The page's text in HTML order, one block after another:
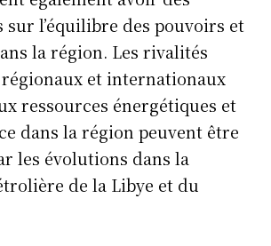
sur l’équilibre des pouvoirs et
la région. Les rivalités
et internationaux
ressources énergétiques et
dans la région peuvent être
les évolutions dans la
de la Libye et du